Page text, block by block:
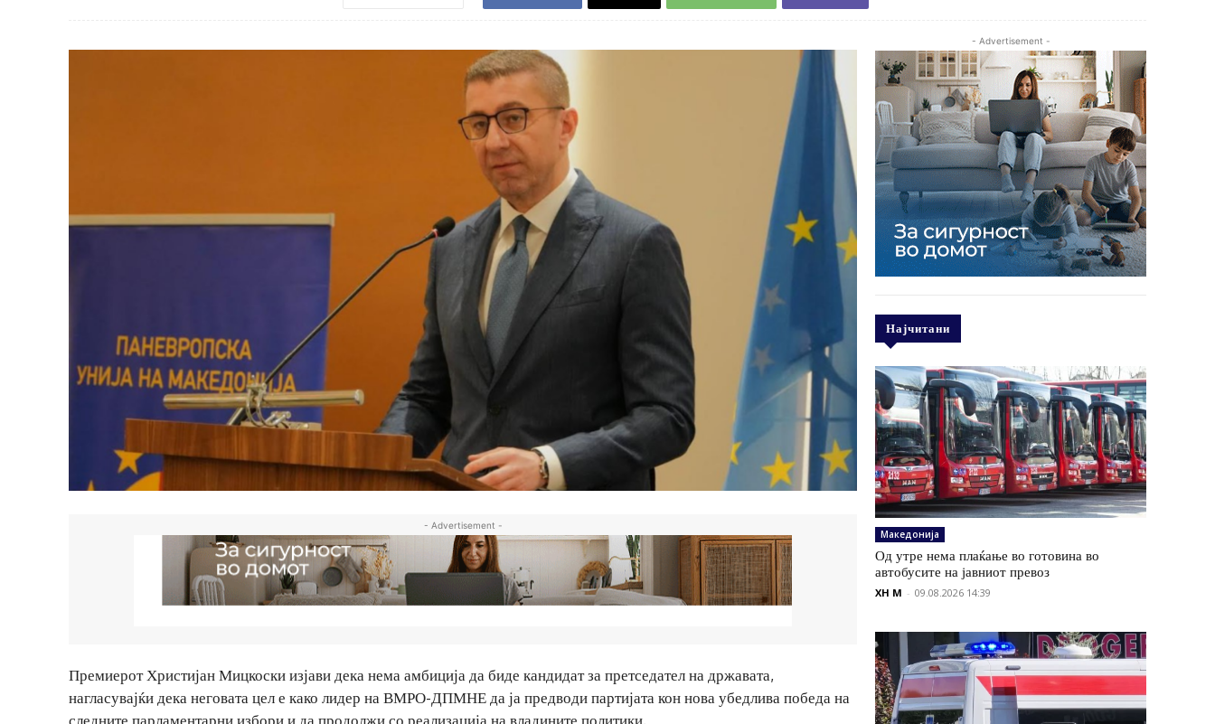
- Advertisement -
Премиерот Христијан Мицкоски изјави дека нема амбиција да биде кандидат за претседател на државата,
нагласувајќи дека неговата цел е како лидер на ВМРО-ДПМНЕ да ја предводи партијата кон нова убедлива победа на
следните парламентарни избори и да продолжи со реализација на владините политики.
- Advertisement -
Најчитани
Македонија
Од утре нема плаќање во готовина во
автобусите на јавниот превоз
XH M - 09.08.2026 14:39